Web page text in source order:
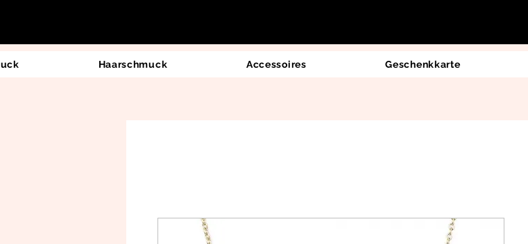
Haarschmuck Accessoires Geschenkkarte